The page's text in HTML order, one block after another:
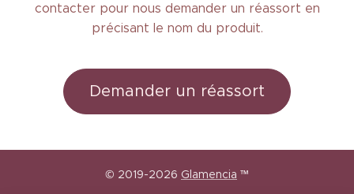
contacter pour nous demander un réassort en
précisant le nom du produit.
Demander un réassort
© 2019-2026 Glamencia ™